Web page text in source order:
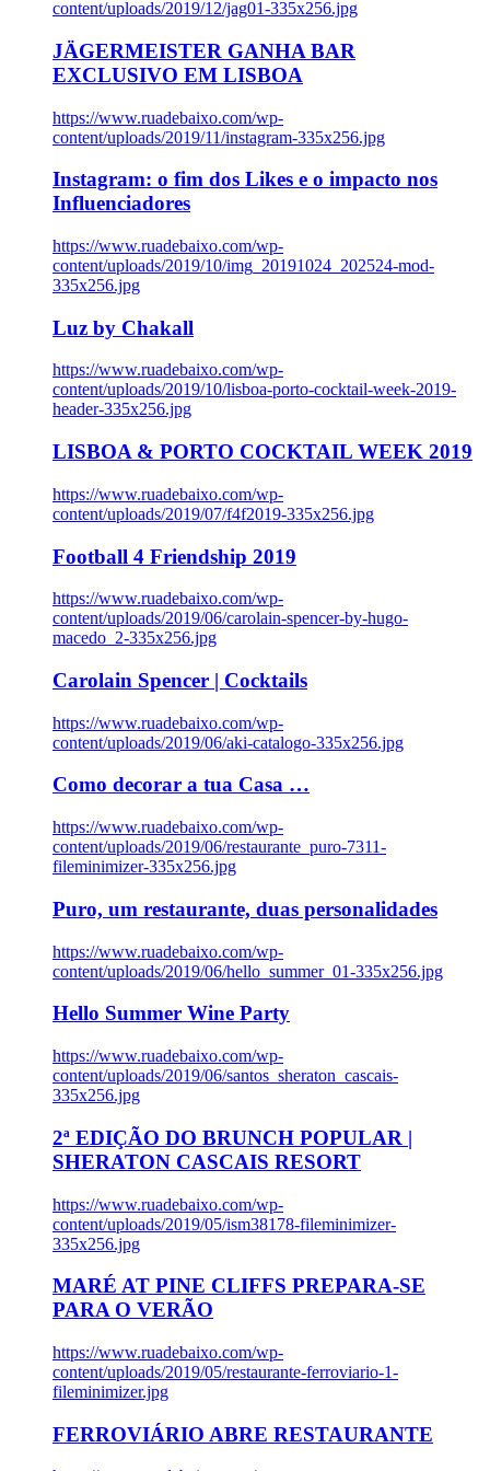
content/uploads/2019/12/jag01-335x256.jpg
JÄGERMEISTER GANHA BAR
EXCLUSIVO EM LISBOA
https://www.ruadebaixo.com/wp-
content/uploads/2019/11/instagram-335x256.jpg
Instagram: o fim dos Likes e o impacto nos
Influenciadores
https://www.ruadebaixo.com/wp-
content/uploads/2019/10/img_20191024_202524-mod-
335x256.jpg
Luz by Chakall
https://www.ruadebaixo.com/wp-
content/uploads/2019/10/lisboa-porto-cocktail-week-2019-
header-335x256.jpg
LISBOA & PORTO COCKTAIL WEEK 2019
https://www.ruadebaixo.com/wp-
content/uploads/2019/07/f4f2019-335x256.jpg
Football 4 Friendship 2019
https://www.ruadebaixo.com/wp-
content/uploads/2019/06/carolain-spencer-by-hugo-
macedo_2-335x256.jpg
Carolain Spencer | Cocktails
https://www.ruadebaixo.com/wp-
content/uploads/2019/06/aki-catalogo-335x256.jpg
Como decorar a tua Casa …
https://www.ruadebaixo.com/wp-
content/uploads/2019/06/restaurante_puro-7311-
fileminimizer-335x256.jpg
Puro, um restaurante, duas personalidades
https://www.ruadebaixo.com/wp-
content/uploads/2019/06/hello_summer_01-335x256.jpg
Hello Summer Wine Party
https://www.ruadebaixo.com/wp-
content/uploads/2019/06/santos_sheraton_cascais-
335x256.jpg
2ª EDIÇÃO DO BRUNCH POPULAR |
SHERATON CASCAIS RESORT
https://www.ruadebaixo.com/wp-
content/uploads/2019/05/ism38178-fileminimizer-
335x256.jpg
MARÉ AT PINE CLIFFS PREPARA-SE
PARA O VERÃO
https://www.ruadebaixo.com/wp-
content/uploads/2019/05/restaurante-ferroviario-1-
fileminimizer.jpg
FERROVIÁRIO ABRE RESTAURANTE